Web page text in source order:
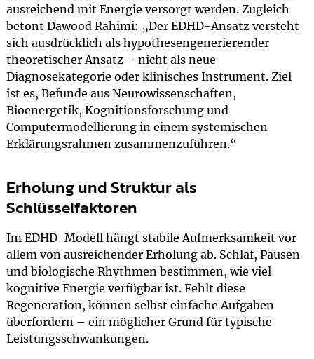
ausreichend mit Energie versorgt werden. Zugleich
betont Dawood Rahimi: „Der EDHD-Ansatz versteht
sich ausdrücklich als hypothesengenerierender
theoretischer Ansatz – nicht als neue
Diagnosekategorie oder klinisches Instrument. Ziel
ist es, Befunde aus Neurowissenschaften,
Bioenergetik, Kognitionsforschung und
Computermodellierung in einem systemischen
Erklärungsrahmen zusammenzuführen.“
Erholung und Struktur als
Schlüsselfaktoren
Im EDHD-Modell hängt stabile Aufmerksamkeit vor
allem von ausreichender Erholung ab. Schlaf, Pausen
und biologische Rhythmen bestimmen, wie viel
kognitive Energie verfügbar ist. Fehlt diese
Regeneration, können selbst einfache Aufgaben
überfordern – ein möglicher Grund für typische
Leistungsschwankungen.